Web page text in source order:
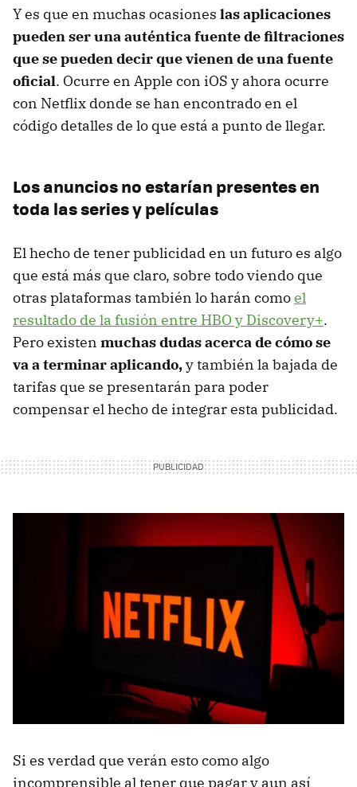
Y es que en muchas ocasiones las aplicaciones
pueden ser una auténtica fuente de filtraciones
que se pueden decir que vienen de una fuente
oficial. Ocurre en Apple con iOS y ahora ocurre
con Netflix donde se han encontrado en el
código detalles de lo que está a punto de llegar.
Los anuncios no estarían presentes en
toda las series y películas
El hecho de tener publicidad en un futuro es algo
que está más que claro, sobre todo viendo que
otras plataformas también lo harán comoel
resultado de la fusión entre HBO y Discovery+.
Pero existen muchas dudas acerca de cómo se
va a terminar aplicando,y también la bajada de
tarifas que se presentarán para poder
compensar el hecho de integrar esta publicidad.
Si es verdad que verán esto como algo
incomprensible al tener que pagar y aun así